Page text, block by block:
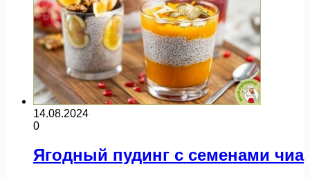
14.08.2024
0
Ягодный пудинг с семенами чиа